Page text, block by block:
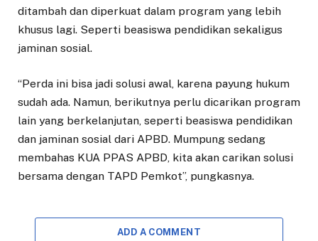
ditambah dan diperkuat dalam program yang lebih
khusus lagi. Seperti beasiswa pendidikan sekaligus
jaminan sosial.
“Perda ini bisa jadi solusi awal, karena payung hukum
sudah ada. Namun, berikutnya perlu dicarikan program
lain yang berkelanjutan, seperti beasiswa pendidikan
dan jaminan sosial dari APBD. Mumpung sedang
membahas KUA PPAS APBD, kita akan carikan solusi
bersama dengan TAPD Pemkot”, pungkasnya.
ADD A COMMENT